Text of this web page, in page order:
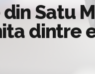
Satu
dintre